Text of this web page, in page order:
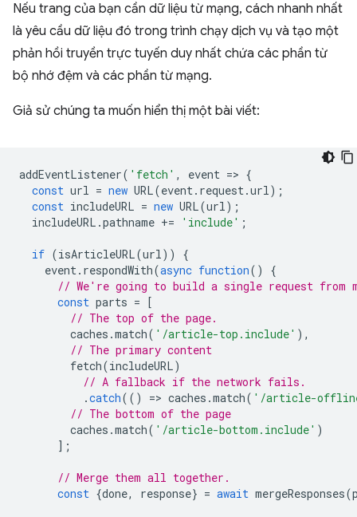
Nếu trang của bạn cần dữ liệu từ mạng, cách nhanh nhất
là yêu cầu dữ liệu đó trong trình chạy dịch vụ và tạo một
phản hồi truyền trực tuyến duy nhất chứa các phần từ
bộ nhớ đệm và các phần từ mạng.
Giả sử chúng ta muốn hiển thị một bài viết:
addEventListener( 'fetch' , event => {
const url = new URL(event. request.url);
const includeURL = new URL(url);
includeURL .pathname += 'include' ;
if (isArticleURL(url))
{
event. respondWith(async function()
{
// We're going to build a single request from
const parts = [
// The top of the page.
caches .match( '/article-top.include' ),
// The primary content
fetch(includeURL)
// A fallback if the network fails.
.catch(() => caches .match( '/article-
// The bottom of the page
caches .match( '/article-bottom.include' )
];
// Merge them all together.
const {done, response} = await mergeResponses(